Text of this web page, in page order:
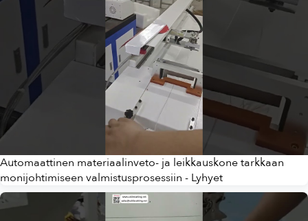
Automaattinen materiaalinveto- ja leikkauskone tarkkaan
monijohtimiseen valmistusprosessiin - Lyhyet